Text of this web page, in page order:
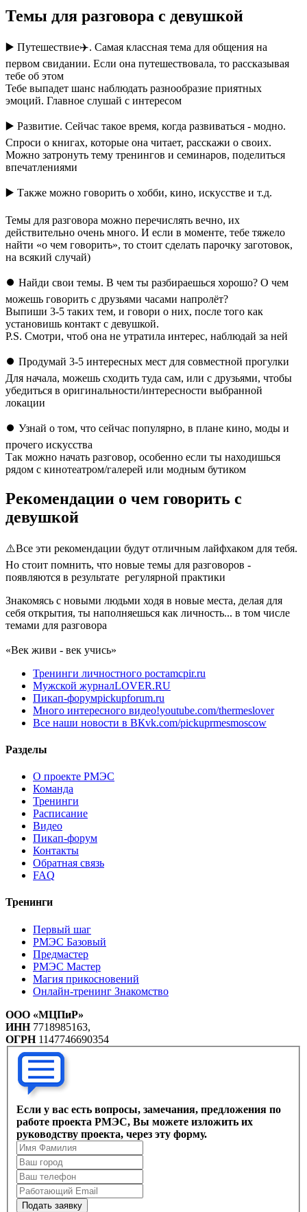
Темы для разговора с девушкой
▶️ Путешествие✈️. Самая классная тема для общения на
первом свидании. Если она путешествовала, то рассказывая
тебе об этом
Тебе выпадет шанс наблюдать разнообразие приятных
эмоций. Главное слушай с интересом
▶️ Развитие. Сейчас такое время, когда развиваться - модно.
Спроси о книгах, которые она читает, расскажи о своих.
Можно затронуть тему тренингов и семинаров, поделиться
впечатлениями
▶️ Также можно говорить о хобби, кино, искусстве и т.д.
Темы для разговора можно перечислять вечно, их
действительно очень много. И если в моменте, тебе тяжело
найти «о чем говорить», то стоит сделать парочку заготовок,
на всякий случай)
⏺ Найди свои темы. В чем ты разбираешься хорошо? О чем
можешь говорить с друзьями часами напролёт?
Выпиши 3-5 таких тем, и говори о них, после того как
установишь контакт с девушкой.
P.S. Смотри, чтоб она не утратила интерес, наблюдай за ней
⏺ Продумай 3-5 интересных мест для совместной прогулки
Для начала, можешь сходить туда сам, или с друзьями, чтобы
убедиться в оригинальности/интересности выбранной
локации
⏺ Узнай о том, что сейчас популярно, в плане кино, моды и
прочего искусства
Так можно начать разговор, особенно если ты находишься
рядом с кинотеатром/галерей или модным бутиком
Рекомендации о чем говорить с
девушкой
⚠️Все эти рекомендации будут отличным лайфхаком для тебя.
Но стоит помнить, что новые темы для разговоров -
появляются в результате регулярной практики
Знакомясь с новыми людьми ходя в новые места, делая для
себя открытия, ты наполняешься как личность... в том числе
темами для разговора
«Век живи - век учись»
Тренинги личностного ростаmcpir.ru
Мужской журналLOVER.RU
Пикап-форумpickupforum.ru
Много интересного видео!youtube.com/thermeslover
Все наши новости в ВКvk.com/pickuprmesmoscow
Разделы
О проекте РМЭС
Команда
Тренинги
Расписание
Видео
Пикап-форум
Контакты
Обратная связь
FAQ
Тренинги
Первый шаг
РМЭС Базовый
Предмастер
РМЭС Мастер
Магия прикосновений
Онлайн-тренинг Знакомство
ООО «МЦПиР»
ИНН7718985163,
ОГРН1147746690354
Если у вас есть вопросы, замечания, предложения по
работе проекта РМЭС, Вы можете изложить их
руководству проекта, через эту форму.
Подать заявку